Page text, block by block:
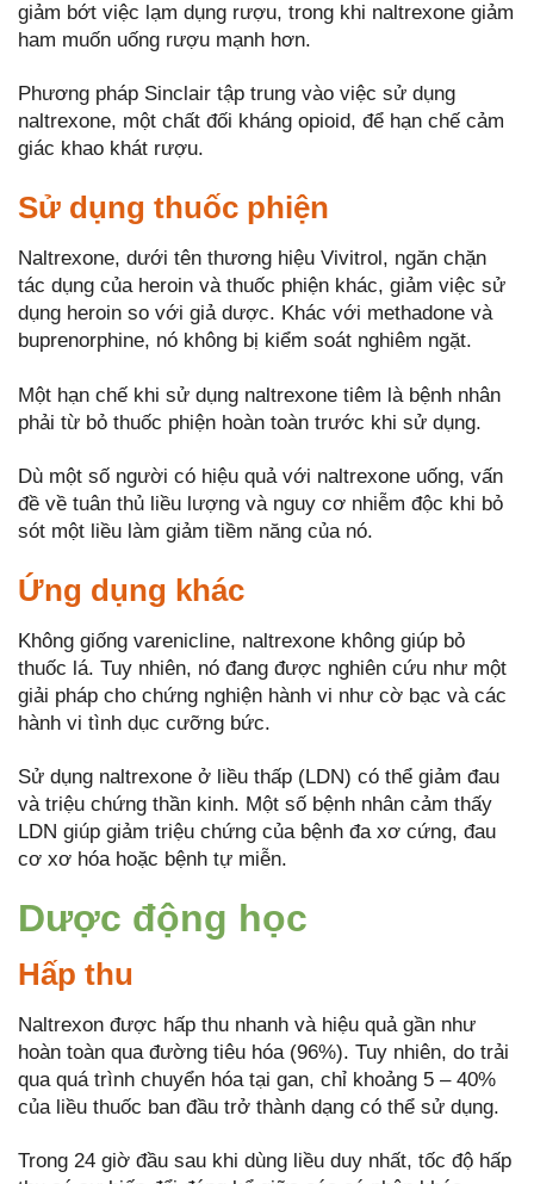
giảm bớt việc lạm dụng rượu, trong khi naltrexone giảm
ham muốn uống rượu mạnh hơn.
Phương pháp Sinclair tập trung vào việc sử dụng
naltrexone, một chất đối kháng opioid, để hạn chế cảm
giác khao khát rượu.
Sử dụng thuốc phiện
Naltrexone, dưới tên thương hiệu Vivitrol, ngăn chặn
tác dụng của heroin và thuốc phiện khác, giảm việc sử
dụng heroin so với giả dược. Khác với methadone và
buprenorphine, nó không bị kiểm soát nghiêm ngặt.
Một hạn chế khi sử dụng naltrexone tiêm là bệnh nhân
phải từ bỏ thuốc phiện hoàn toàn trước khi sử dụng.
Dù một số người có hiệu quả với naltrexone uống, vấn
đề về tuân thủ liều lượng và nguy cơ nhiễm độc khi bỏ
sót một liều làm giảm tiềm năng của nó.
Ứng dụng khác
Không giống varenicline, naltrexone không giúp bỏ
thuốc lá. Tuy nhiên, nó đang được nghiên cứu như một
giải pháp cho chứng nghiện hành vi như cờ bạc và các
hành vi tình dục cưỡng bức.
Sử dụng naltrexone ở liều thấp (LDN) có thể giảm đau
và triệu chứng thần kinh. Một số bệnh nhân cảm thấy
LDN giúp giảm triệu chứng của bệnh đa xơ cứng, đau
cơ xơ hóa hoặc bệnh tự miễn.
Dược động học
Hấp thu
Naltrexon được hấp thu nhanh và hiệu quả gần như
hoàn toàn qua đường tiêu hóa (96%). Tuy nhiên, do trải
qua quá trình chuyển hóa tại gan, chỉ khoảng 5 – 40%
của liều thuốc ban đầu trở thành dạng có thể sử dụng.
Trong 24 giờ đầu sau khi dùng liều duy nhất, tốc độ hấp